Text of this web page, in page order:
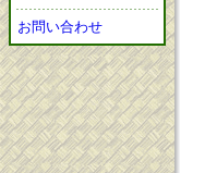
お問い合わせ